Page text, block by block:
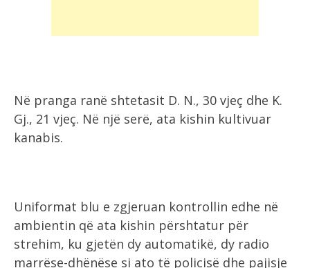
Në pranga ranë shtetasit D. N., 30 vjeç dhe K.
Gj., 21 vjeç. Në një serë, ata kishin kultivuar
kanabis.
Uniformat blu e zgjeruan kontrollin edhe në
ambientin që ata kishin përshtatur për
strehim, ku gjetën dy automatikë, dy radio
marrëse-dhënëse si ato të policisë dhe pajisje